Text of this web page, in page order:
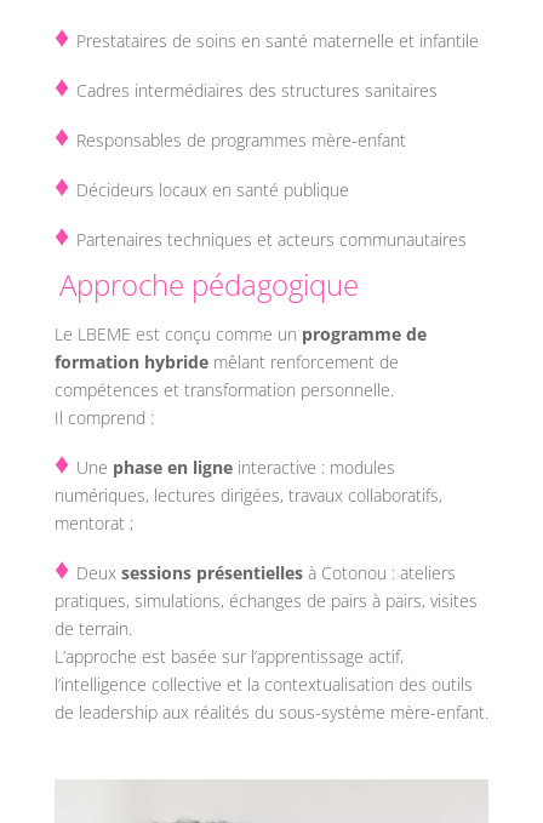
♦ Prestataires de soins en santé maternelle et infantile
♦ Cadres intermédiaires des structures sanitaires
♦ Responsables de programmes mère-enfant
♦ Décideurs locaux en santé publique
♦ Partenaires techniques et acteurs communautaires
Approche pédagogique
Le LBEME est conçu comme un programme de
formation hybridemêlant renforcement de
compétences et transformation personnelle.
Il comprend :
♦ Une phase en ligneinteractive : modules
numériques, lectures dirigées, travaux collaboratifs,
mentorat ;
♦ Deux sessions présentiellesà Cotonou : ateliers
pratiques, simulations, échanges de pairs à pairs, visites
de terrain.
L’approche est basée sur l’apprentissage actif,
l’intelligence collective et la contextualisation des outils
de leadership aux réalités du sous-système mère-enfant.